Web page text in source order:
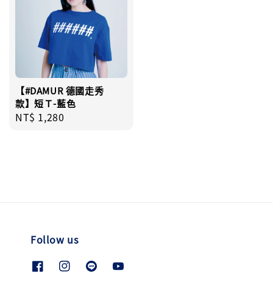
【#DAMUR 德國走秀
款】短Ｔ-藍色
Regular
NT$ 1,280
Follow us